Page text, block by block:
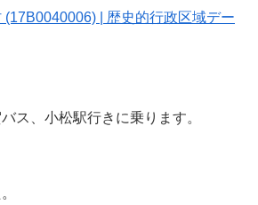
| 歴史的行政区域デー
ス、小松駅行きに乗ります。